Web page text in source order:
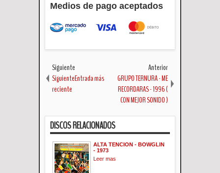
Medios de pago aceptados
Siguiente
SiguienteEntrada más
reciente
Anterior
GRUPO TERNURA - ME
RECORDARAS - 1996 (
CON MEJOR SONIDO )
DISCOS RELACIONADOS
ALTA TENCION - BOWGLIN
- 1973
Leer mas